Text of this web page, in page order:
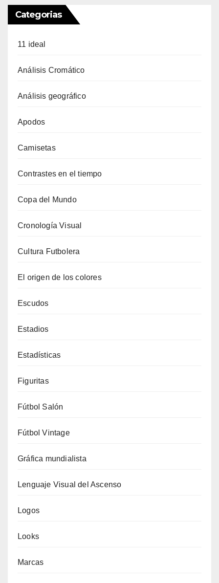
Categorias
11 ideal
Análisis Cromático
Análisis geográfico
Apodos
Camisetas
Contrastes en el tiempo
Copa del Mundo
Cronología Visual
Cultura Futbolera
El origen de los colores
Escudos
Estadios
Estadísticas
Figuritas
Fútbol Salón
Fútbol Vintage
Gráfica mundialista
Lenguaje Visual del Ascenso
Logos
Looks
Marcas